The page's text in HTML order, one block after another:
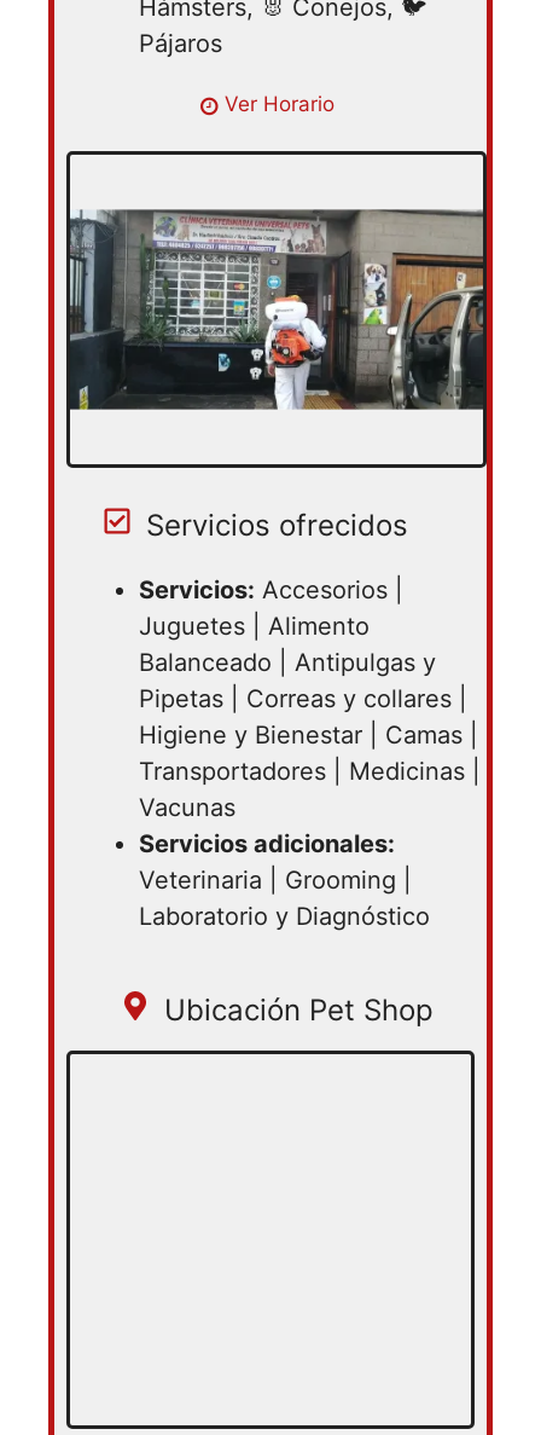
Hámsters, 🐰 Conejos, 🐦
Pájaros
Lunes 09:00 – 19:00 | Martes 09:00 –
19:00 | Miercoles 09:00 – 19:00 | Jueves
09:00 – 19:00 | Viernes 09:00 – 19:00 |
Ver Horario
Servicios ofrecidos
Servicios: Accesorios |
Juguetes | Alimento
Balanceado | Antipulgas y
Pipetas | Correas y collares |
Higiene y Bienestar | Camas |
Transportadores | Medicinas |
Vacunas
Servicios adicionales:
Veterinaria | Grooming |
Laboratorio y Diagnóstico
Ubicación Pet Shop